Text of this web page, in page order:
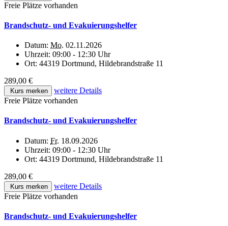
Freie Plätze vorhanden
Brandschutz- und Evakuierungshelfer
Datum: Mo. 02.11.2026
Uhrzeit: 09:00 - 12:30 Uhr
Ort: 44319 Dortmund, Hildebrandstraße 11
289,00 €
Kurs merken
weitere Details
Freie Plätze vorhanden
Brandschutz- und Evakuierungshelfer
Datum: Fr. 18.09.2026
Uhrzeit: 09:00 - 12:30 Uhr
Ort: 44319 Dortmund, Hildebrandstraße 11
289,00 €
Kurs merken
weitere Details
Freie Plätze vorhanden
Brandschutz- und Evakuierungshelfer